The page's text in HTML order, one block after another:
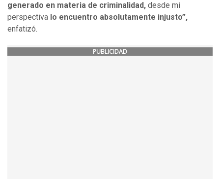
generado en materia de criminalidad, desde mi
perspectiva lo encuentro absolutamente injusto”,
enfatizó.
PUBLICIDAD